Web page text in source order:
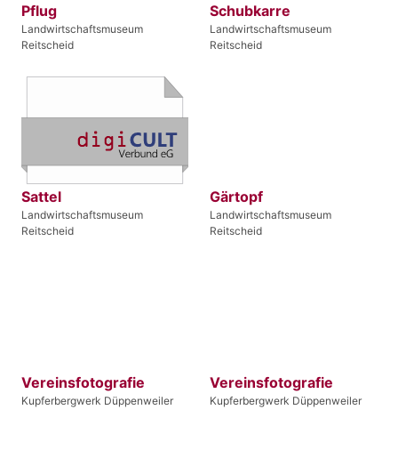
Pflug
Landwirtschaftsmuseum
Reitscheid
Schubkarre
Landwirtschaftsmuseum
Reitscheid
Sattel
Landwirtschaftsmuseum
Reitscheid
Gärtopf
Landwirtschaftsmuseum
Reitscheid
Vereinsfotografie
Kupferbergwerk Düppenweiler
Vereinsfotografie
Kupferbergwerk Düppenweiler